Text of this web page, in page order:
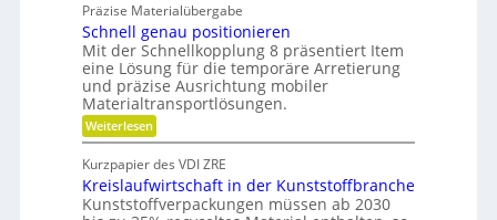
e
i
c
h
e
n
e
r
B
a
u
t
e
i
l
b
e
s
c
r
t
u
n
g
s
f
r
e
e
s
H
Präzise Materialübergabe
Schnell genau positionieren
Mit der Schnellkopplung 8 präsentiert Item
eine Lösung für die temporäre Arretierung
und präzise Ausrichtung mobiler
Materialtransportlösungen.
Weiterlesen:
S
h
n
e
Kurzpapier des VDI ZRE
Kreislaufwirtschaft in der Kunststoffbranche
Kunststoffverpackungen müssen ab 2030